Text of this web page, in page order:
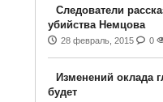
Следователи
убийства Немцова
28 февраль, 2015 0
Изменений оклада
будет